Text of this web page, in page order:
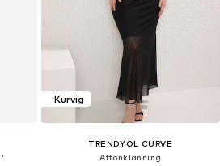
Kurvig
TRENDYOL CURVE
Aftonklänning